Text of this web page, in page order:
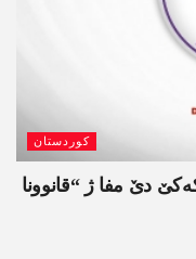
کوردستان
و 900 گرتیێن پەکەکێ دێ مفا ژ “قانوونا